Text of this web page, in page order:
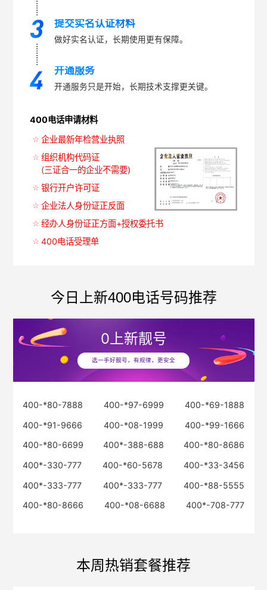
提交实名认证材料
做好实名认证，长期使用更有保障。
开通服务
开通服务只是开始，长期技术支撑更关键。
400电话申请材料
企业最新年检营业执照
组织机构代码证
(三证合一的企业不需要)
银行开户许可证
企业法人身份证正反面
经办人身份证正方面+授权委托书
400电话受理单
今日上新400电话号码推荐
0上新靓号
选一手好靓号，有规律，更安全
400-*80-7888 400-*97-6999
400-*69-1888
400-*91-9666
400-*08-1999
400-*99-1666
400-*80-6699
400*-388-688
400-*80-8686
400*-330-777
400-*60-5678
400-*33-3456
400*-333-777
400*-333-777
400-*88-5555
400-*80-8666
400-*08-6688 400*-708-777
本周热销套餐推荐